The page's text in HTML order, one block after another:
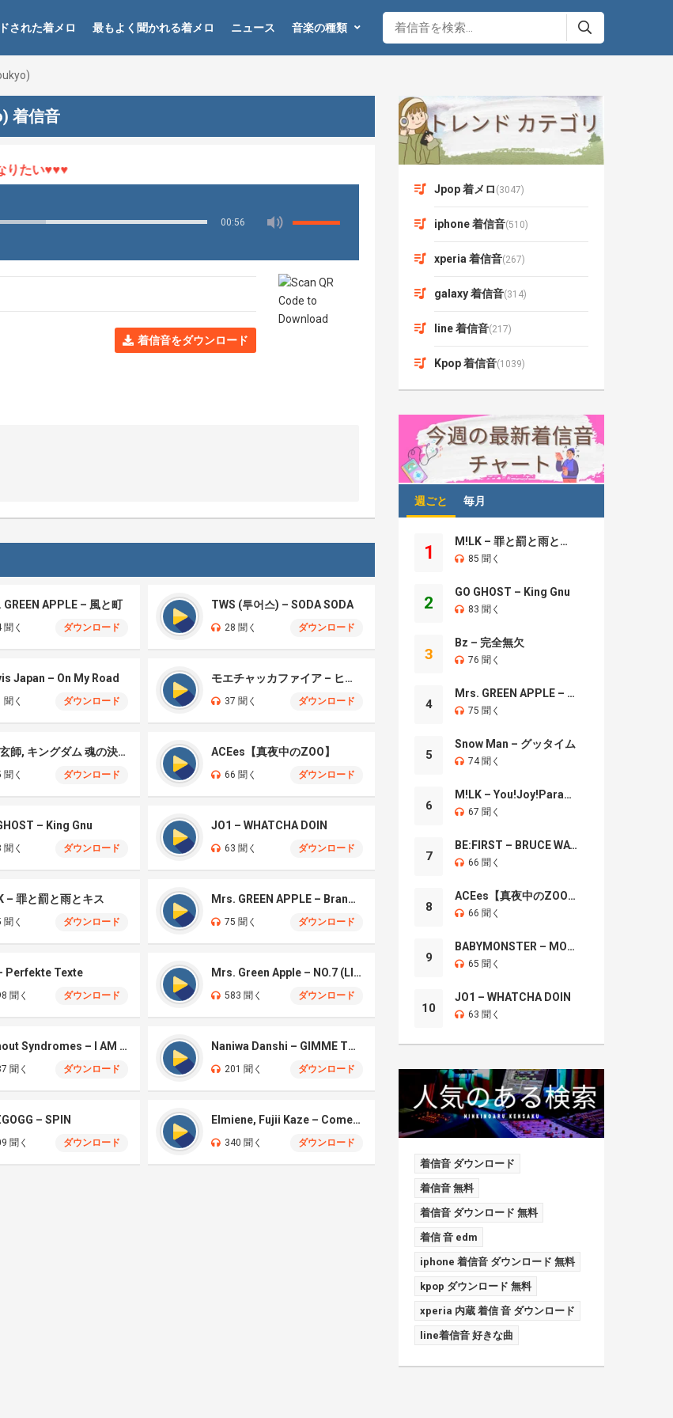
された着メロ 最もよく聞かれる着メロ ニュース 音楽の種類
着信音
い♥♥♥
00:56
着信音をダウンロード
GREEN APPLE – 風と町
聞く ダウンロード
TWS (투어스) – SODA SODA
28 聞く ダウンロード
Japan – On My Road
聞く ダウンロード
モエチャッカファイア – ヒューゴ、狛野真斗、ライト、セヴェリアン (Cover )
37 聞く ダウンロード
米津玄師, キングダム 魂の決戦 – 公開記念PV
聞く ダウンロード
ACEes【真夜中のZOO】
66 聞く ダウンロード
– King Gnu
聞く ダウンロード
JO1 – WHATCHA DOIN
63 聞く ダウンロード
– 罪と罰と雨とキス
聞く ダウンロード
Mrs. GREEN APPLE – Brand New
75 聞く ダウンロード
Perfekte Texte
聞く ダウンロード
Mrs. Green Apple – NO.7 (LIVE)
583 聞く ダウンロード
Burnout Syndromes – I AM A HERO
聞く ダウンロード
Naniwa Danshi – GIMME THE DAY
201 聞く ダウンロード
– SPIN
聞く ダウンロード
Elmiene, Fujii Kaze – Comets Gold
340 聞く ダウンロード
Jpop 着メロ (3047)
iphone 着信音(510)
xperia 着信音(267)
galaxy 着信音(314)
line 着信音(217)
Kpop 着信音(1039)
週ごと 毎月
1
M!LK – 罪と罰と雨とキス
85 聞く
2
GO GHOST – King Gnu
83 聞く
3
Bz – 完全無欠
76 聞く
4
Mrs. GREEN APPLE – Brand New
75 聞く
5
Snow Man – グッタイム
74 聞く
6
M!LK – You!Joy!Parade!
67 聞く
7
BE:FIRST – BRUCE WAYNE
66 聞く
8
ACEes【真夜中のZOO】
66 聞く
9
BABYMONSTER – MOON
65 聞く
10
JO1 – WHATCHA DOIN
63 聞く
着信音 ダウンロード
着信音 無料
着信音 ダウンロード 無料
着信 音 edm
iphone 着信音 ダウンロード 無料
kpop ダウンロード 無料
xperia 内蔵 着信 音 ダウンロード
line着信音 好きな曲